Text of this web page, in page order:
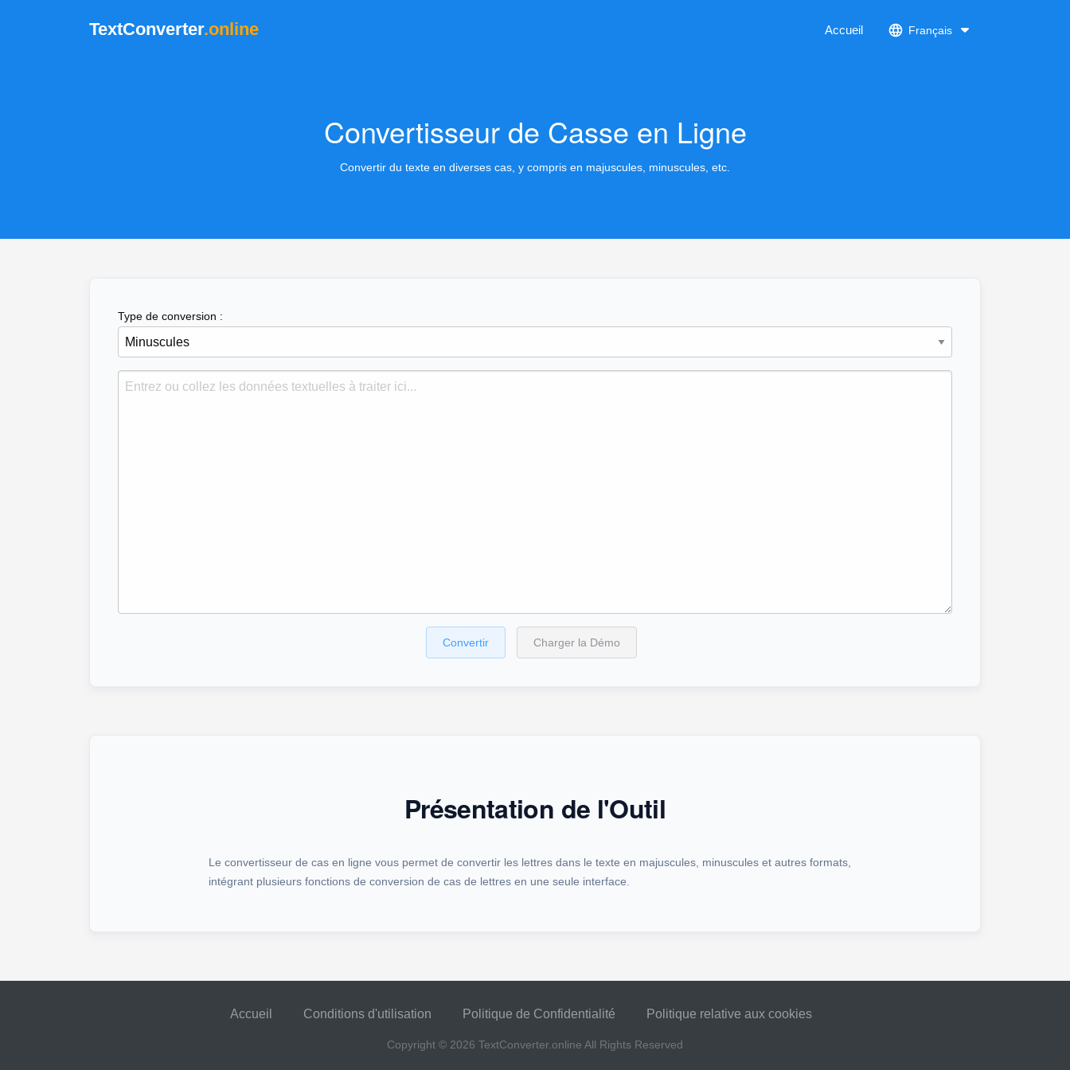
TextConverter.online Accueil Français
Convertisseur de Casse en Ligne
Convertir du texte en diverses cas, y compris en majuscules, minuscules, etc.
Type de conversion :
Convertir Charger la Démo
Présentation de l'Outil
Le convertisseur de cas en ligne vous permet de convertir les lettres dans le texte en majuscules, minuscules et autres formats,
intégrant plusieurs fonctions de conversion de cas de lettres en une seule interface.
Accueil Conditions d'utilisation Politique de Confidentialité Politique relative aux cookies
Copyright © 2026 TextConverter.online All Rights Reserved